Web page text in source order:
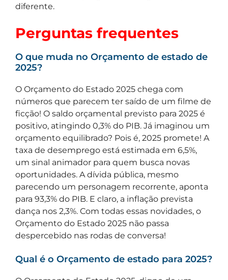
diferente.
Perguntas frequentes
O que muda no Orçamento de estado de
2025?
O Orçamento do Estado 2025 chega com
números que parecem ter saído de um filme de
ficção! O saldo orçamental previsto para 2025 é
positivo, atingindo 0,3% do PIB. Já imaginou um
orçamento equilibrado? Pois é, 2025 promete! A
taxa de desemprego está estimada em 6,5%,
um sinal animador para quem busca novas
oportunidades. A dívida pública, mesmo
parecendo um personagem recorrente, aponta
para 93,3% do PIB. E claro, a inflação prevista
dança nos 2,3%. Com todas essas novidades, o
Orçamento do Estado 2025 não passa
despercebido nas rodas de conversa!
Qual é o Orçamento de estado para 2025?